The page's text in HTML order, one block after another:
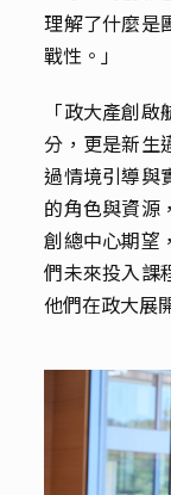
理解了什麼是
戰性。」
「政大產創
分，更是新生
過情境引導與
的角色與資源
創總中心期望
們未來投入課
他們在政大展